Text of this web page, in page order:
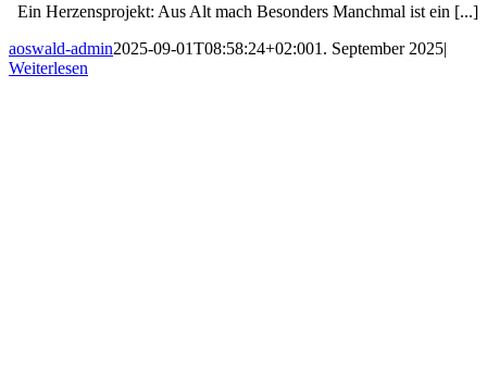
Ein Herzensprojekt: Aus Alt mach Besonders Manchmal ist ein [...]
aoswald-admin2025-09-01T08:58:24+02:001. September 2025|
Weiterlesen